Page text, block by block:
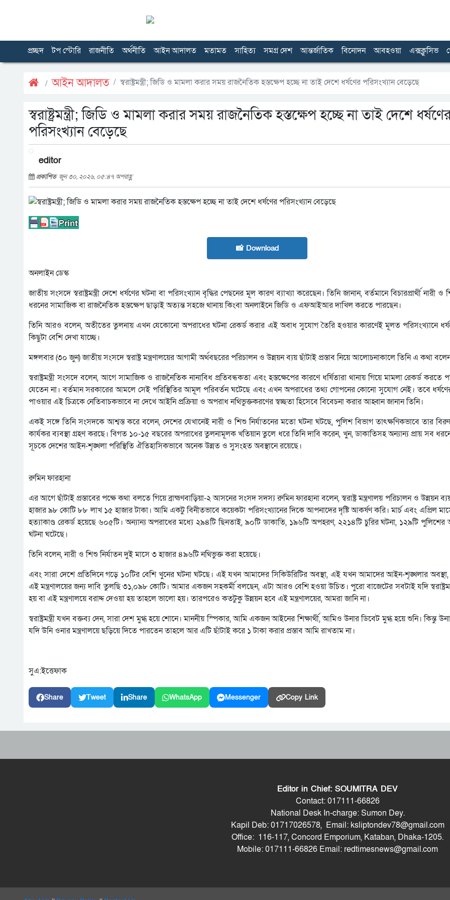
প্রচ্ছদ টপ স্টোরি রাজনীতি অর্থনীতি আইন আদালত মতামত সাহিত্য সমগ্র দেশ আন্তর্জাতিক বিনোদন আবহওয়া এক্সক্লুসিভ
আইন আদালত স্বরাষ্ট্রমন্ত্রী; জিডি ও মামলা করার সময় রাজনৈতিক হস্তক্ষেপ হচ্ছে না তাই দেশে ধর্ষণের পরিসংখ্যান বেড়েছে
স্বরাষ্ট্রমন্ত্রী; জিডি ও মামলা করার সময় রাজনৈতিক হস্তক্ষেপ হচ্ছে না তাই দেশে
পরিসংখ্যান বেড়েছে
editor
প্রকাশিত জুন ৩০, ২০২৬, ০৫:৪৭ অপরাহ্ণ
📸 Download
অনলাইন ডেস্ক
জাতীয় সংসদে স্বরাষ্ট্রমন্ত্রী দেশে ধর্ষণের ঘটনা বা পরিসংখ্যান বৃদ্ধির পেছনের মূল কারণ ব্যাখ্যা করেছেন। তিনি জানান, বর্তমানে বিচারপ্রার্থী নারী
ধরনের সামাজিক বা রাজনৈতিক হস্তক্ষেপ ছাড়াই অত্যন্ত সহজে থানায় কিংবা অনলাইনে জিডি ও এফআইআর দাখিল করতে পারছেন।
তিনি আরও বলেন, অতীতের তুলনায় এখন যেকোনো অপরাধের ঘটনা রেকর্ড করার এই অবাধ সুযোগ তৈরি হওয়ার কারণেই মূলত পরিসংখ্যানে
কিছুটা বেশি দেখা যাচ্ছে।
মঙ্গলবার (৩০ জুন) জাতীয় সংসদে স্বরাষ্ট্র মন্ত্রণালয়ের আগামী অর্থবছরের পরিচালন ও উন্নয়ন ব্যয় ছাঁটাই প্রস্তাব নিয়ে আলোচনাকালে তিনি এ কথা
স্বরাষ্ট্রমন্ত্রী সংসদে বলেন, আগে সামাজিক ও রাজনৈতিক নানাবিধ প্রতিবন্ধকতা এবং হস্তক্ষেপের কারণে ধর্ষিতারা থানায় গিয়ে মামলা রেকর্ড করতে
যেতেন না। বর্তমান সরকারের আমলে সেই পরিস্থিতির আমূল পরিবর্তন ঘটেছে এবং এখন অপরাধের তথ্য গোপনের কোনো সুযোগ নেই। তবে ধর্ষণের
পাওয়ার এই চিত্রকে নেতিবাচকভাবে না দেখে আইনি প্রক্রিয়া ও অপরাধ নথিভুক্তকরণের স্বচ্ছতা হিসেবে বিবেচনা করার আহ্বান জানান তিনি।
একই সঙ্গে তিনি সংসদকে আশ্বস্ত করে বলেন, দেশের যেখানেই নারী ও শিশু নির্যাতনের মতো ঘটনা ঘটছে, পুলিশ বিভাগ তাৎক্ষণিকভাবে তার
কার্যকর ব্যবস্থা গ্রহণ করছে। বিগত ১০-১৫ বছরের অপরাধের তুলনামূলক খতিয়ান তুলে ধরে তিনি দাবি করেন, খুন, ডাকাতিসহ অন্যান্য প্রায় সব
সূচকে দেশের আইন-শৃঙ্খলা পরিস্থিতি ঐতিহাসিকভাবে অনেক উন্নত ও সুসংহত অবস্থানে রয়েছে।
রুমিন ফারহানা
এর আগে ছাঁটাই প্রস্তাবের পক্ষে কথা বলতে গিয়ে ব্রাহ্মণবাড়িয়া-২ আসনের সংসদ সদস্য রুমিন ফারহানা বলেন, স্বরাষ্ট্র মন্ত্রণালয় পরিচালন ও উন্নয়ন
হাজার ৯৮ কোটি ৮৮ লাখ ১৫ হাজার টাকা। আমি একটু বিনীতভাবে কয়েকটা পরিসংখ্যানের দিকে আপনাদের দৃষ্টি আকর্ষণ করি। মার্চ এবং এপ্রিল
হত্যাকাণ্ড রেকর্ড হয়েছে ৬০৫টি। অন্যান্য অপরাধের মধ্যে ২৯৪টি ছিনতাই, ৯০টি ডাকাতি, ১৯৬টি অপহরণ, ২২১৪টি চুরির ঘটনা, ১২৯টি পুলিশের
ঘটনা ঘটেছে।
তিনি বলেন, নারী ও শিশু নির্যাতন দুই মাসে ৩ হাজার ৪৯৬টি নথিভুক্ত করা হয়েছে।
এবং সারা দেশে প্রতিদিনে গড়ে ১০টির বেশি খুনের ঘটনা ঘটছে। এই যখন আমাদের সিকিউরিটির অবস্থা, এই যখন আমাদের আইন-শৃঙ্খলার
এই মন্ত্রণালয়ের জন্য দাবি তুলছি ৩১,০৯৮ কোটি। আমার একজন সহকর্মী বলছেন, এটা আরও বেশি হওয়া উচিত। পুরো বাজেটের সবটাই যদি
হয় বা এই মন্ত্রণালয়ে বরাদ্দ দেওয়া হয় তাহলে ভালো হয়। তারপরেও কতটুকু উন্নয়ন হবে এই মন্ত্রণালয়ের, আমরা জানি না।
স্বরাষ্ট্রমন্ত্রী যখন বক্তব্য দেন, সারা দেশ মুগ্ধ হয়ে শোনে। মাননীয় স্পিকার, আমি একজন আইনের শিক্ষার্থী, আমিও উনার ডিবেট মুগ্ধ হয়ে শুনি। কিন্তু
যদি উনি ওনার মন্ত্রণালয়ে ছড়িয়ে দিতে পারতেন তাহলে আর এটি ছাঁটাই করে ১ টাকা করার প্রস্তাব আমি রাখতাম না।
সুএ:ইত্তেফাক
Share Tweet Share WhatsApp Messenger Copy Link
Editor in Chief: SOUMITRA DEV
Contact: 017111-66826
National Desk In-charge: Sumon Dey.
Kapil Deb: 01717026578, Email: ksliptondev78@gmail.com
Office: 116-117, Concord Emporium, Kataban, Dhaka-1205.
Mobile: 017111-66826 Email: redtimesnews@gmail.com